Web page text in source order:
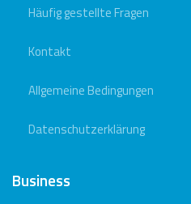
Häufig gestellte Fragen
Kontakt
Allgemeine Bedingungen
Datenschutzerklärung
Business